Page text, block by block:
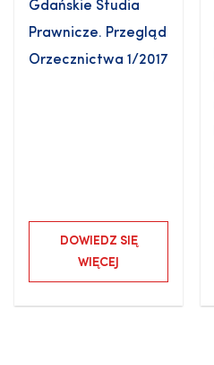
Gdańskie Studia
Prawnicze. Przegląd
Orzecznictwa 1/2017
DOWIEDZ SIĘ
WIĘCEJ